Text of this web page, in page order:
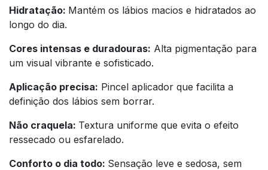
Hidratação: Mantém os lábios macios e hidratados ao
longo do dia.
Cores intensas e duradouras: Alta pigmentação para
um visual vibrante e sofisticado.
Aplicação precisa: Pincel aplicador que facilita a
definição dos lábios sem borrar.
Não craquela: Textura uniforme que evita o efeito
ressecado ou esfarelado.
Conforto o dia todo: Sensação leve e sedosa, sem